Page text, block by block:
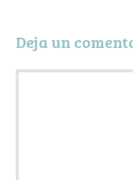
i
r
Deja un